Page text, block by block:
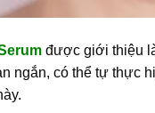
được giới thiệu
ngắn, có thể tự thực